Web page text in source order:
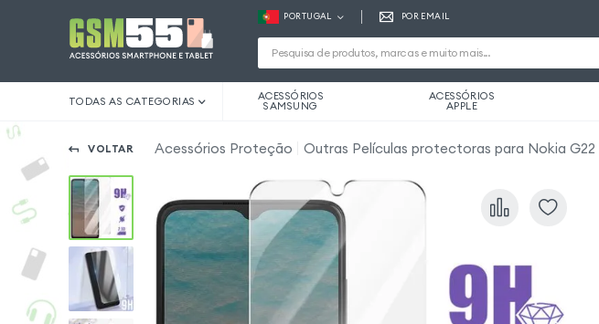
PORTUGAL POR EMAIL
TODAS AS CATEGORIAS ACESSÓRIOS
SAMSUNG
ACESSÓRIOS
APPLE
VOLTAR Acessórios Proteção Outras Películas protectoras para Nokia G22